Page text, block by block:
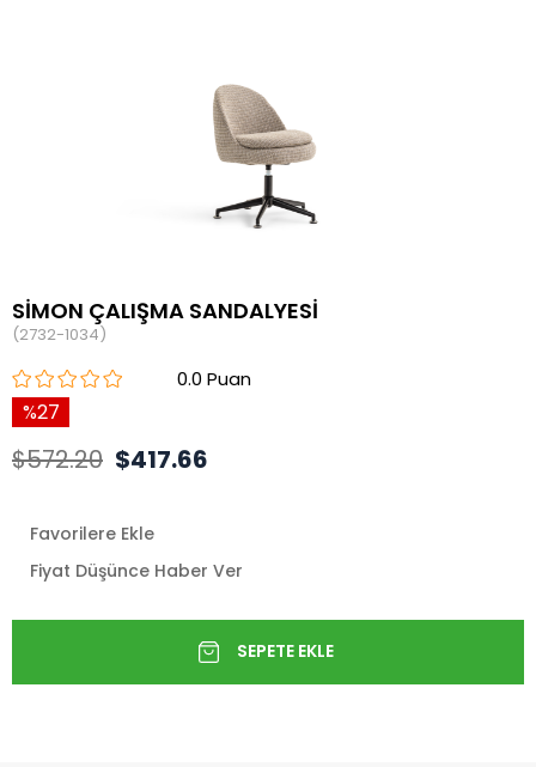
SİMON ÇALIŞMA SANDALYESİ
(2732-1034)
0.0
27
$572.20 $417.66
Favorilere Ekle
Fiyat Düşünce Haber Ver